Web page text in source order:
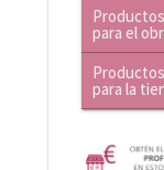
Productos
para el
Productos
para la